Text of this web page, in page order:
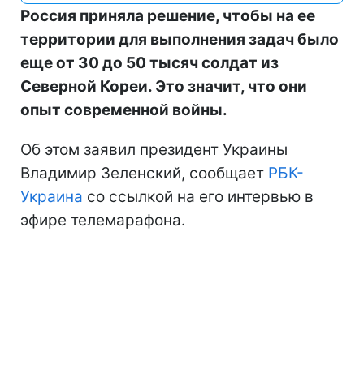
Россия приняла решение, чтобы на ее
территории для выполнения задач было
еще от 30 до 50 тысяч солдат из
Северной Кореи. Это значит, что они
опыт современной войны.
Об этом заявил президент Украины
Владимир Зеленский, сообщает РБК-
Украина со ссылкой на его интервью в
эфире телемарафона.